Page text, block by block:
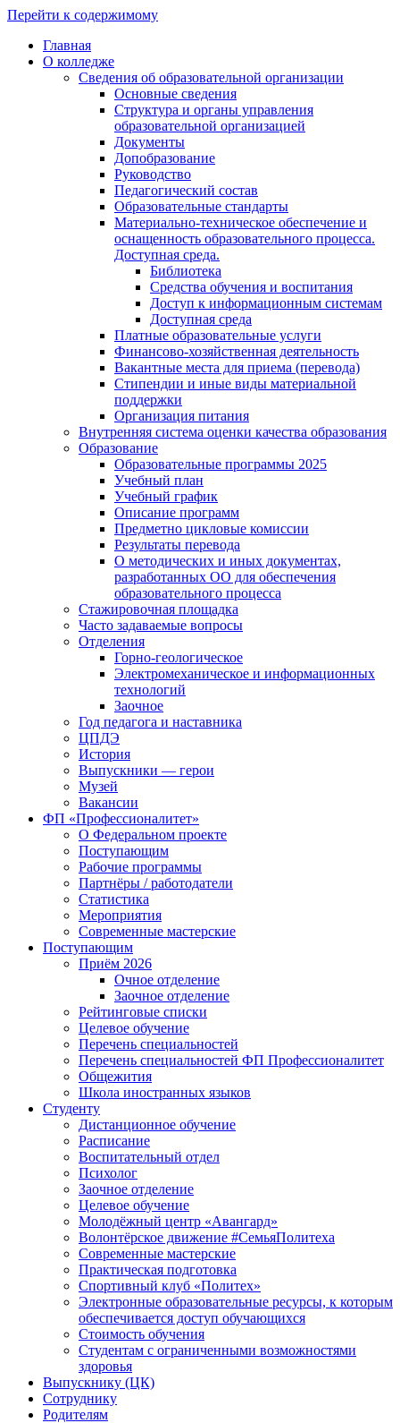
Перейти к содержимому
Главная
О колледже
Сведения об образовательной организации
Основные сведения
Структура и органы управления
образовательной организацией
Документы
Допобразование
Руководство
Педагогический состав
Образовательные стандарты
Материально-техническое обеспечение и
оснащенность образовательного процесса.
Доступная среда.
Библиотека
Средства обучения и воспитания
Доступ к информационным системам
Доступная среда
Платные образовательные услуги
Финансово-хозяйственная деятельность
Вакантные места для приема (перевода)
Стипендии и иные виды материальной
поддержки
Организация питания
Внутренняя система оценки качества образования
Образование
Образовательные программы 2025
Учебный план
Учебный график
Описание программ
Предметно цикловые комиссии
Результаты перевода
О методических и иных документах,
разработанных ОО для обеспечения
образовательного процесса
Стажировочная площадка
Часто задаваемые вопросы
Отделения
Горно-геологическое
Электромеханическое и информационных
технологий
Заочное
Год педагога и наставника
ЦПДЭ
История
Выпускники — герои
Музей
Вакансии
ФП «Профессионалитет»
О Федеральном проекте
Поступающим
Рабочие программы
Партнёры / работодатели
Статистика
Мероприятия
Современные мастерские
Поступающим
Приём 2026
Очное отделение
Заочное отделение
Рейтинговые списки
Целевое обучение
Перечень специальностей
Перечень специальностей ФП Профессионалитет
Общежития
Школа иностранных языков
Студенту
Дистанционное обучение
Расписание
Воспитательный отдел
Психолог
Заочное отделение
Целевое обучение
Молодёжный центр «Авангард»
Волонтёрское движение #СемьяПолитеха
Современные мастерские
Практическая подготовка
Спортивный клуб «Политех»
Электронные образовательные ресурсы, к которым
обеспечивается доступ обучающихся
Стоимость обучения
Студентам с ограниченными возможностями
здоровья
Выпускнику (ЦК)
Сотруднику
Родителям